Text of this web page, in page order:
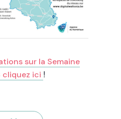
sur la Semaine
cliquez ici !